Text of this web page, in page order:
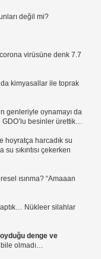
değil mi?
virüsüne denk 7.7
kimyasallar ile toprak
genleriyle oynamayı da
GDO’lu besinler ürettik…
hoyratça harcadık su
sıkıntısı çekerken
ısınma? “Amaaan
Nükleer silahlar
denge ve
olmadı…